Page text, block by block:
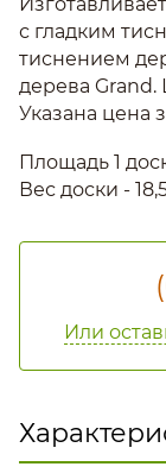
с гладким
тиснением
дерева Grand.
Указана цена
Площадь 1
Вес доски -
Или